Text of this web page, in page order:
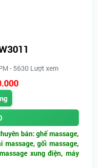
- 5630 Lượt xem
bán: ghế massage,
massage, gối massage,
xung điện, máy